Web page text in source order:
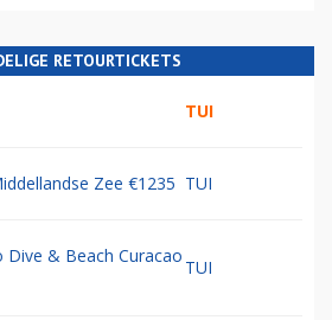
RETOURTICKETS
TUI
Zee €1235 TUI
Dive & Beach Curacao
TUI